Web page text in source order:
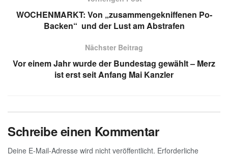
A a
m
dI
n
b
o
o
k
g
e
WOCHENMARKT: Von „zusammengekniffenen Po-
Backen“ und der Lust am Abstrafen
Nächster Beitrag
Vor einem Jahr wurde der Bundestag gewählt – Merz
ist erst seit Anfang Mai Kanzler
Schreibe einen Kommentar
Deine E-Mail-Adresse wird nicht veröffentlicht. Erforderliche